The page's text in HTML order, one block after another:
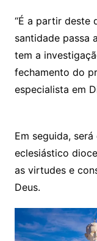
“É a partir deste
santidade passa
tem a
fechamento do
especialista em
Em seguida,
eclesiástico
as virtudes e
Deus.